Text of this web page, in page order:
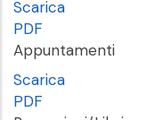
Scarica
PDF
Appuntamenti
Scarica
PDF